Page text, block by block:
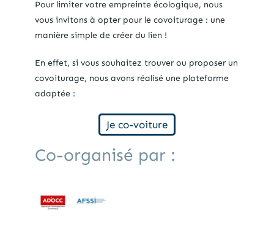
Pour limiter votre empreinte écologique, nous
vous invitons à opter pour le covoiturage : une
manière simple de créer du lien !
En effet, si vous souhaitez trouver ou proposer un
covoiturage, nous avons réalisé une plateforme
adaptée :
Je co-voiture
Co-organisé par :